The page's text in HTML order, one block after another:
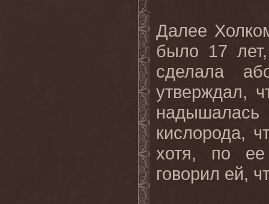
Далее
было 17
сделала
утверждал,
кислорода,
хотя, по ее
говорил ей,